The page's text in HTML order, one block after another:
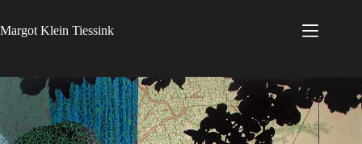
de
Margot Klein Tiessink